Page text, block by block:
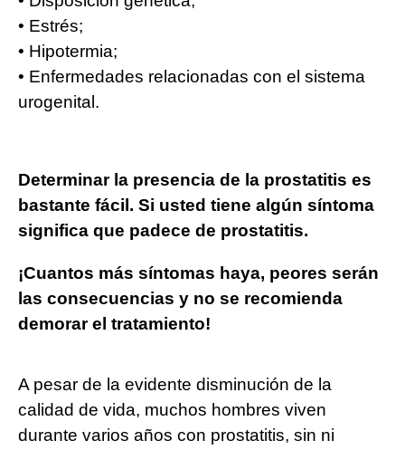
• Estrés;
• Hipotermia;
• Enfermedades relacionadas con el sistema
urogenital.
Determinar la presencia de la prostatitis es
bastante fácil. Si usted tiene algún síntoma
significa que padece de prostatitis.
¡Cuantos más síntomas haya, peores serán
las consecuencias y no se recomienda
demorar el tratamiento!
A pesar de la evidente disminución de la
calidad de vida, muchos hombres viven
durante varios años con prostatitis, sin ni